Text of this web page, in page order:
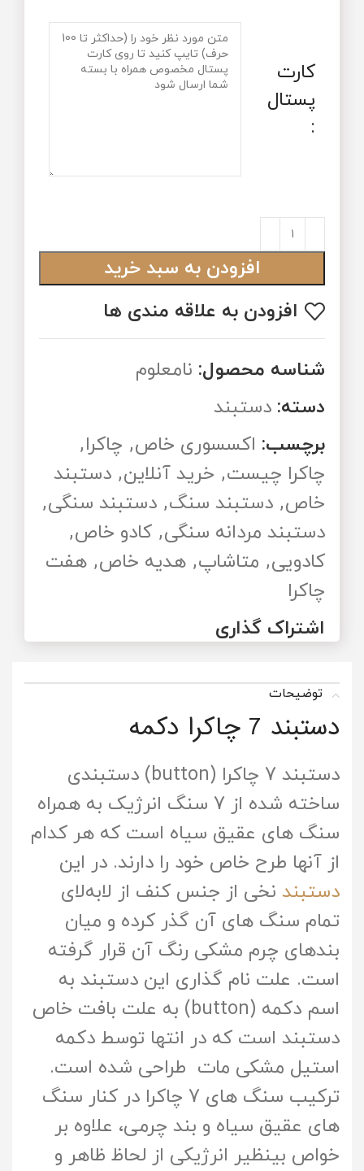
کارت
پستال
:
افزودن به سبد خرید
افزودن به علاقه مندی ها
شناسه محصول: نامعلوم
دسته: دستبند
برچسب: اکسسوری خاص, چاکرا,
چاکرا چیست, خرید آنلاین, دستبند
خاص, دستبند سنگ, دستبند سنگی,
دستبند مردانه سنگی, کادو خاص,
کادویی, متاشاپ, هدیه خاص, هفت
چاکرا
اشتراک گذاری
توضیحات
دستبند 7 چاکرا دکمه
دستبند 7 چاکرا (button) دستبندی
ساخته شده از 7 سنگ انرژیک به همراه
سنگ های عقیق سیاه است که هر کدام
از آنها طرح خاص خود را دارند. در این
دستبند نخی از جنس کنف از لابه‌لای
تمام سنگ های آن گذر کرده و میان
بندهای چرم مشکی رنگ آن قرار گرفته
است. علت نام گذاری این دستبند به
اسم دکمه (button) به علت بافت خاص
دستبند است که در انتها توسط دکمه
استیل مشکی مات طراحی شده است.
ترکیب سنگ های 7 چاکرا در کنار سنگ
های عقیق سیاه و بند چرمی، علاوه بر
خواص بینظیر انرژیکی از لحاظ ظاهر و